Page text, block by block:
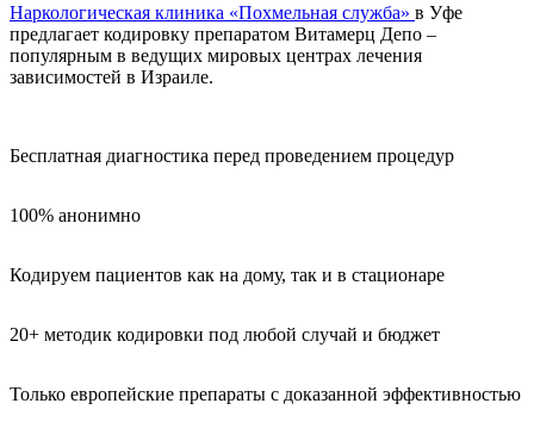
Наркологическая клиника «Похмельная служба» в Уфе
предлагает кодировку препаратом Витамерц Депо –
популярным в ведущих мировых центрах лечения
зависимостей в Израиле.
Бесплатная диагностика перед проведением процедур
100% анонимно
Кодируем пациентов как на дому, так и в стационаре
20+ методик кодировки под любой случай и бюджет
Только европейские препараты с доказанной эффективностью